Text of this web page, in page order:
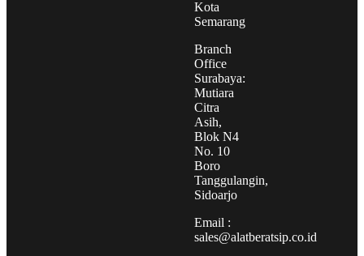
Kota
Semarang
Branch
Office
Surabaya:
Mutiara
Citra
Asih,
Blok N4
No. 10
Boro
Tanggulangin,
Sidoarjo
Email :
sales@alatberatsip.co.id